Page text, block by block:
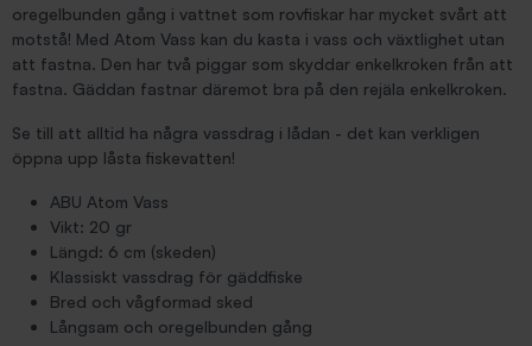
oregelbunden gång i vattnet som rovfiskar har mycket svårt att
motstå! Med Atom Vass kan du kasta i vass och växtlighet utan
att fastna. Den har två piggar som skyddar enkelkroken från att
fastna. Gäddan fastnar däremot bra på den rejäla enkelkroken.
Se till att alltid ha några vassdrag i lådan - det kan verkligen
öppna upp låsta fiskevatten!
ABU Atom Vass
Vikt: 20 gr
Längd: 6 cm (skeden)
Klassiskt vassdrag för gäddfiske
Bred och vågformad sked
Långsam och oregelbunden gång